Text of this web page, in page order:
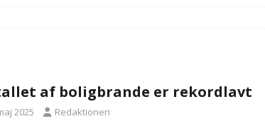
brugte lidt længere tid på at komme af sted i 2025
af boligbrande er rekordlavt
2025 Redaktionen